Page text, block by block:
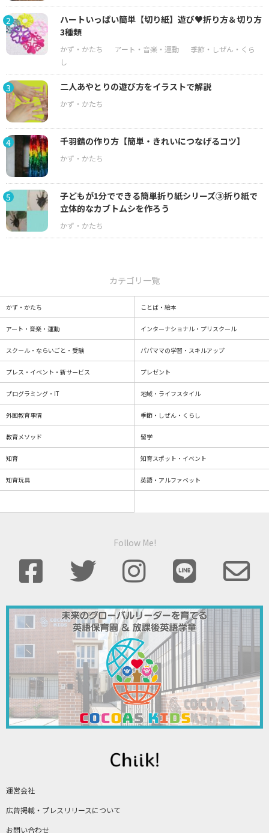
2
ハートいっぱい簡単【切り紙】遊び♥折り方＆切り方
3種類
3 二人あやとりの遊び方をイラストで解説
4 千羽鶴の作り方【簡単・きれいにつなげるコツ】
5
子どもが1分でできる簡単折り紙シリーズ③折り紙で
立体的なカブトムシを作ろう
運営会社
広告掲載・プレスリリースについて
お問い合わせ
カテゴリ一覧
かず・かたち ことば・絵本
アート・音楽・運動 インターナショナル・プリスクール
スクール・ならいごと・受験 パパママの学習・スキルアップ
プレス・イベント・新サービス プレゼント
プログラミング・IT 地域・ライフスタイル
外国教育事情 季節・しぜん・くらし
教育メソッド 留学
知育 知育スポット・イベント
知育玩具 英語・アルファベット
Follow Me!